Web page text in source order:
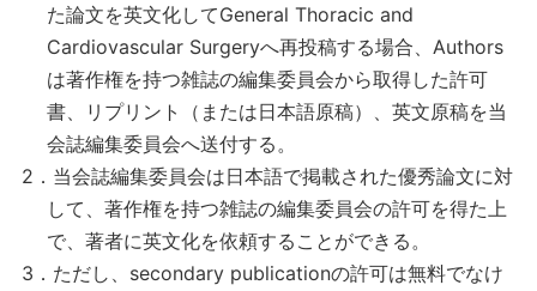
た論文を英文化してGeneral Thoracic and
Cardiovascular Surgeryへ再投稿する場合、Authors
は著作権を持つ雑誌の編集委員会から取得した許可
書、リプリント（または日本語原稿）、英文原稿を当
会誌編集委員会へ送付する。
2．当会誌編集委員会は日本語で掲載された優秀論文に対
して、著作権を持つ雑誌の編集委員会の許可を得た上
で、著者に英文化を依頼することができる。
3．ただし、secondary publicationの許可は無料でなけ